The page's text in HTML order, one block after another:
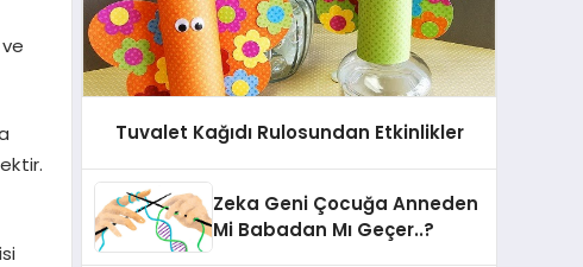
Tuvalet Kağıdı Rulosundan Etkinlikler
Zeka Geni Çocuğa Anneden
Mi Babadan Mı Geçer..?